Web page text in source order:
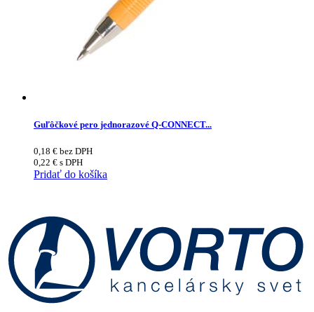
Guľôčkové pero jednorazové Q-CONNECT...
0,18 € bez DPH
0,22 € s DPH
Pridať do košíka